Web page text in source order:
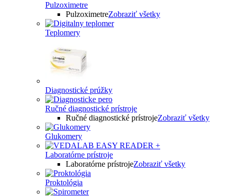
Pulzoximetre
PulzoximetreZobraziť všetky
Teplomery
Diagnostické prúžky
Ručné diagnostické prístroje
Ručné diagnostické prístrojeZobraziť všetky
Glukomery
Laboratórne prístroje
Laboratórne prístrojeZobraziť všetky
Proktológia